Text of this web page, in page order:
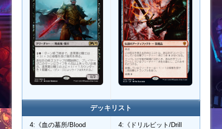
デッキリスト
4:《血の墓所/Blood
4:《ドリルビット/Drill